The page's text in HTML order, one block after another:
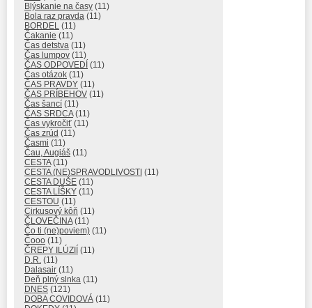
Blýskanie na časy (11)
Bola raz pravda (11)
BORDEL (11)
Čakanie (11)
Čas detstva (11)
Čas lumpov (11)
ČAS ODPOVEDÍ (11)
Čas otázok (11)
ČAS PRAVDY (11)
ČAS PRÍBEHOV (11)
Čas šancí (11)
ČAS SRDCA(11)
Čas vykročiť (11)
Čas zrúd (11)
Časmi (11)
Čau, Augiáš (11)
CESTA(11)
CESTA (NE)SPRAVODLIVOSTI (11)
CESTA DUŠE (11)
CESTA LÍŠKY (11)
CESTOU (11)
Cirkusový kôň (11)
ČLOVEČINA(11)
Čo ti (ne)poviem) (11)
Čooo (11)
ČREPY ILÚZIÍ
(11)
D.R. (11)
Dalasair (11)
Deň plný slnka (11)
DNES (121)
DOBA COVIDOVÁ (11)